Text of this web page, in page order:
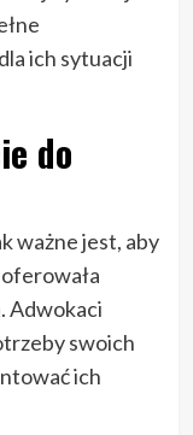
ich sytuacji
do
ważne jest, aby
Adwokaci
swoich
ich